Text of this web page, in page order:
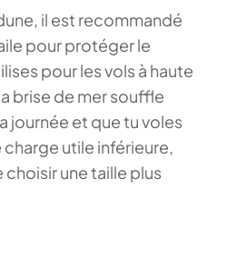
il est recommandé
pour protéger le
pour les vols à haute
brise de mer souffle
journée et que tu voles
charge utile inférieure,
choisir une taille plus